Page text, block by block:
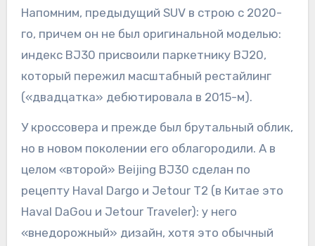
Напомним, предыдущий SUV в строю с 2020-
го, причем он не был оригинальной моделью:
индекс BJ30 присвоили паркетнику BJ20,
который пережил масштабный рестайлинг
(«двадцатка» дебютировала в 2015-м).
У кроссовера и прежде был брутальный облик,
но в новом поколении его облагородили. А в
целом «второй» Beijing BJ30 сделан по
рецепту Haval Dargo и Jetour T2 (в Китае это
Haval DaGou и Jetour Traveler): у него
«внедорожный» дизайн, хотя это обычный